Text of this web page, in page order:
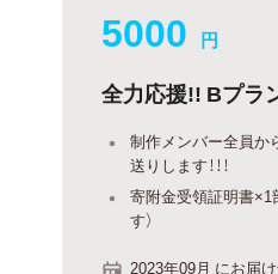
5000 円
全力応援!! Bプラ
制作メンバー全員か
送りします！！！
寄附金受領証明書×1
す）
2023年09月 にお届け